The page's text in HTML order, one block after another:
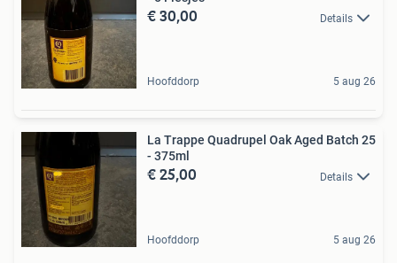
€ 30,00 Details
Hoofddorp 5 aug 26
La Trappe Quadrupel Oak Aged Batch 25
- 375ml
€ 25,00 Details
Hoofddorp 5 aug 26